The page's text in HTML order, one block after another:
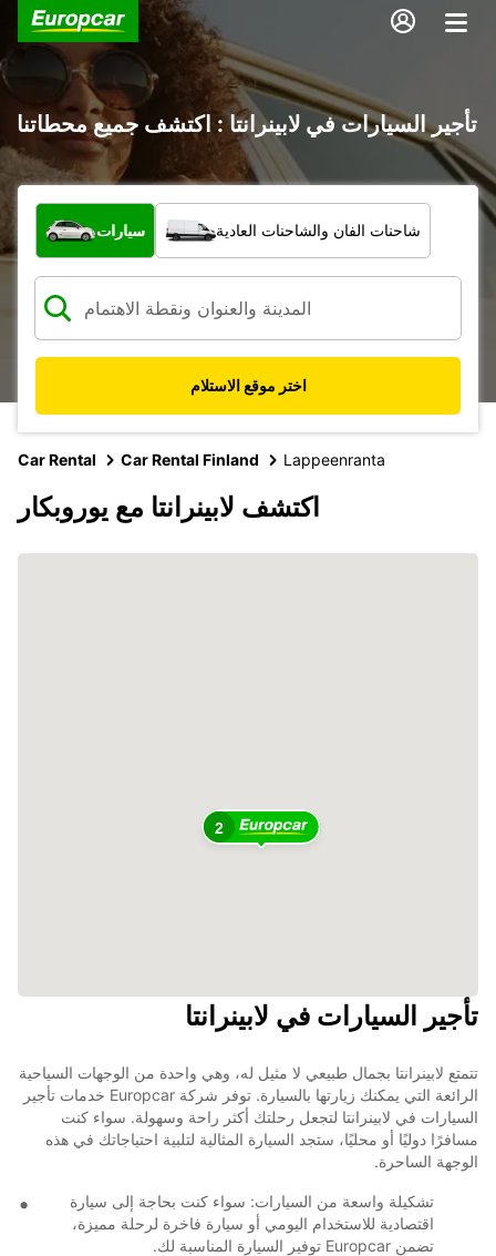
تأجير السيارات في لابينرانتا : اكتشف جميع محطاتنا
ما نوع المركبة؟
سيارات شاحنات الفان والشاحنات العادية
اختر موقع الاستلام
Car Rental Car Rental Finland Lappeenranta
اكتشف لابينرانتا مع يوروبكار
2
تأجير السيارات في لابينرانتا
تتمتع لابينرانتا بجمال طبيعي لا مثيل له، وهي واحدة من الوجهات السياحية
الرائعة التي يمكنك زيارتها بالسيارة. توفر شركة Europcar خدمات تأجير
السيارات في لابينرانتا لتجعل رحلتك أكثر راحة وسهولة. سواء كنت
مسافرًا دوليًا أو محليًا، ستجد السيارة المثالية لتلبية احتياجاتك في هذه
الوجهة الساحرة.
تشكيلة واسعة من السيارات: سواء كنت بحاجة إلى سيارة
اقتصادية للاستخدام اليومي أو سيارة فاخرة لرحلة مميزة،
تضمن Europcar توفير السيارة المناسبة لك.